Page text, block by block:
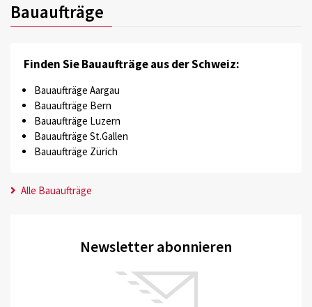
Bauaufträge
Finden Sie Bauaufträge aus der Schweiz:
Bauaufträge Aargau
Bauaufträge Bern
Bauaufträge Luzern
Bauaufträge St.Gallen
Bauaufträge Zürich
Alle Bauaufträge
Newsletter abonnieren